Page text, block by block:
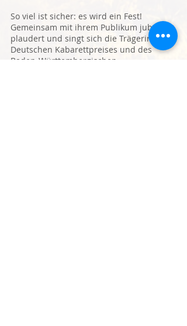
So viel ist sicher: es wird ein Fest!
Gemeinsam mit ihrem Publikum jubelt,
plaudert und singt sich die Trägerin des
Deutschen Kabarettpreises und des
Baden-Württembergischen